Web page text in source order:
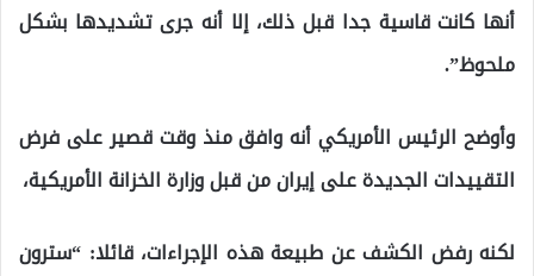
أنها كانت قاسية جدا قبل ذلك، إلا أنه جرى تشديدها بشكل
ملحوظ”.
وأوضح الرئيس الأمريكي أنه وافق منذ وقت قصير على فرض
التقييدات الجديدة على إيران من قبل وزارة الخزانة الأمريكية،
لكنه رفض الكشف عن طبيعة هذه الإجراءات، قائلا: “سترون